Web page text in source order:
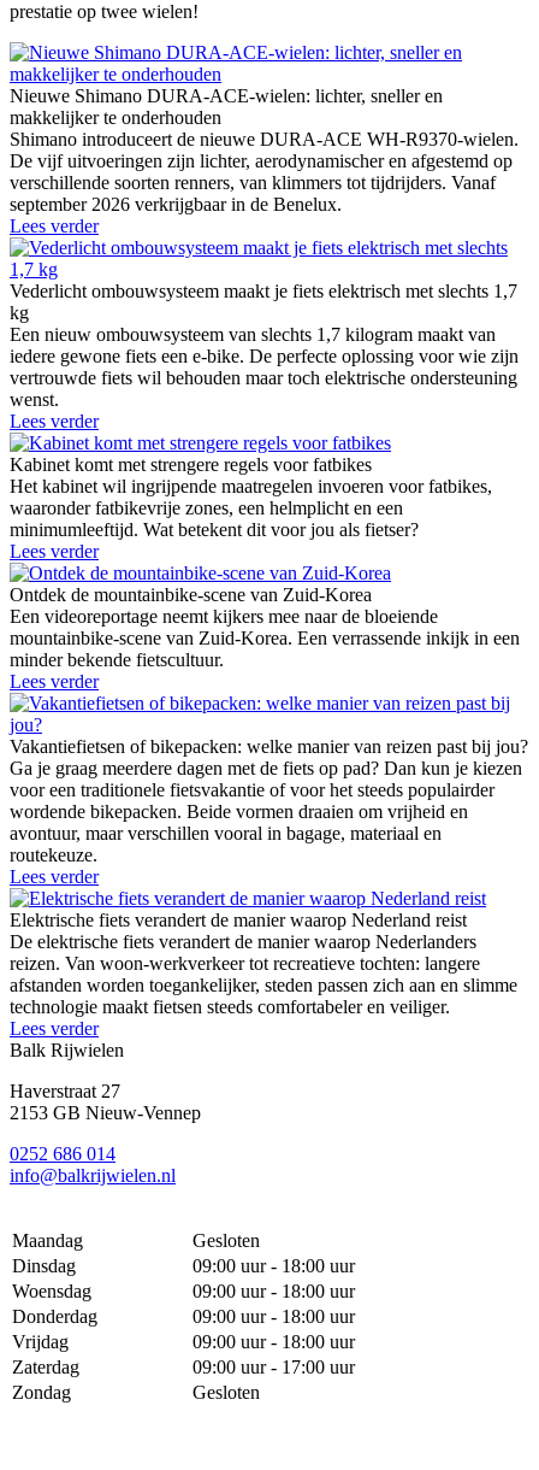
prestatie op twee wielen!
Nieuwe Shimano DURA-ACE-wielen: lichter, sneller en
makkelijker te onderhouden
Shimano introduceert de nieuwe DURA-ACE WH-R9370-wielen.
De vijf uitvoeringen zijn lichter, aerodynamischer en afgestemd op
verschillende soorten renners, van klimmers tot tijdrijders. Vanaf
september 2026 verkrijgbaar in de Benelux.
Lees verder
Vederlicht ombouwsysteem maakt je fiets elektrisch met slechts 1,7
kg
Een nieuw ombouwsysteem van slechts 1,7 kilogram maakt van
iedere gewone fiets een e-bike. De perfecte oplossing voor wie zijn
vertrouwde fiets wil behouden maar toch elektrische ondersteuning
wenst.
Lees verder
Kabinet komt met strengere regels voor fatbikes
Het kabinet wil ingrijpende maatregelen invoeren voor fatbikes,
waaronder fatbikevrije zones, een helmplicht en een
minimumleeftijd. Wat betekent dit voor jou als fietser?
Lees verder
Ontdek de mountainbike-scene van Zuid-Korea
Een videoreportage neemt kijkers mee naar de bloeiende
mountainbike-scene van Zuid-Korea. Een verrassende inkijk in een
minder bekende fietscultuur.
Lees verder
Vakantiefietsen of bikepacken: welke manier van reizen past bij jou?
Ga je graag meerdere dagen met de fiets op pad? Dan kun je kiezen
voor een traditionele fietsvakantie of voor het steeds populairder
wordende bikepacken. Beide vormen draaien om vrijheid en
avontuur, maar verschillen vooral in bagage, materiaal en
routekeuze.
Lees verder
Elektrische fiets verandert de manier waarop Nederland reist
De elektrische fiets verandert de manier waarop Nederlanders
reizen. Van woon-werkverkeer tot recreatieve tochten: langere
afstanden worden toegankelijker, steden passen zich aan en slimme
technologie maakt fietsen steeds comfortabeler en veiliger.
Lees verder
Balk Rijwielen
Haverstraat 27
2153 GB Nieuw-Vennep
0252 686 014
info@balkrijwielen.nl
Maandag
Gesloten
Dinsdag
09:00 uur - 18:00 uur
Woensdag
09:00 uur - 18:00 uur
Donderdag
09:00 uur - 18:00 uur
Vrijdag
09:00 uur - 18:00 uur
Zaterdag
09:00 uur - 17:00 uur
Zondag
Gesloten